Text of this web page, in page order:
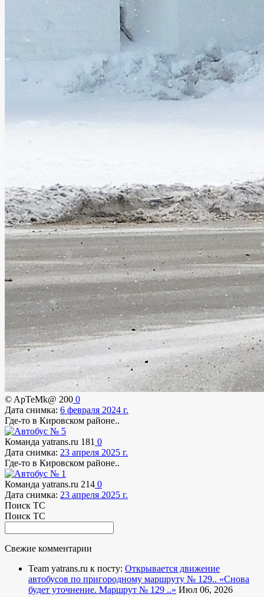
© ApTeMk@ 200 0
Дата снимка: 6 февраля 2024 г.
Где-то в Кировском районе..
Команда yatrans.ru 181 0
Дата снимка: 23 апреля 2025 г.
Где-то в Кировском районе..
Команда yatrans.ru 214 0
Дата снимка: 23 апреля 2025 г.
Поиск ТС
Поиск ТС
Свежие комментарии
Team yatrans.ru к посту: Открывается движение
автобусов по пригородному маршруту № 129.. «Снова
будет уточнение. Маршрут № 129 ..» Июл 06, 2026